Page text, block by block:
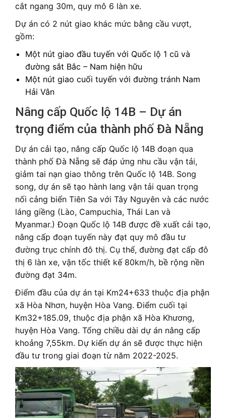
cắt ngang 30m, quy mô 6 làn xe.
Dự án có 2 nút giao khác mức bằng cầu vượt,
gồm:
Một nút giao đầu tuyến với Quốc lộ 1 cũ và
đường sắt Bắc – Nam hiện hữu
Một nút giao cuối tuyến với đường tránh Nam
Hải Vân
Nâng cấp Quốc lộ 14B – Dự án
trọng điểm của thành phố Đà Nẵng
Dự án cải tạo, nâng cấp Quốc lộ 14B đoạn qua
thành phố Đà Nẵng sẽ đáp ứng nhu cầu vận tải,
giảm tai nạn giao thông trên Quốc lộ 14B. Song
song, dự án sẽ tạo hành lang vận tải quan trọng
nối cảng biển Tiên Sa với Tây Nguyên và các nước
láng giềng (Lào, Campuchia, Thái Lan và
Myanmar.) Đoạn Quốc lộ 14B được đề xuất cải tạo,
nâng cấp đoạn tuyến này đạt quy mô đầu tư
đường trục chính đô thị. Cụ thể, đường đạt cấp đô
thị 6 làn xe, vận tốc thiết kế 80km/h, bề rộng nền
đường đạt 34m.
Điểm đầu của dự án tại Km24+633 thuộc địa phận
xã Hòa Nhơn, huyện Hòa Vang. Điểm cuối tại
Km32+185.09, thuộc địa phận xã Hòa Khương,
huyện Hòa Vang. Tổng chiều dài dự án nâng cấp
khoảng 7,55km. Dự kiến dự án sẽ được thực hiện
đầu tư trong giai đoạn từ năm 2022-2025.